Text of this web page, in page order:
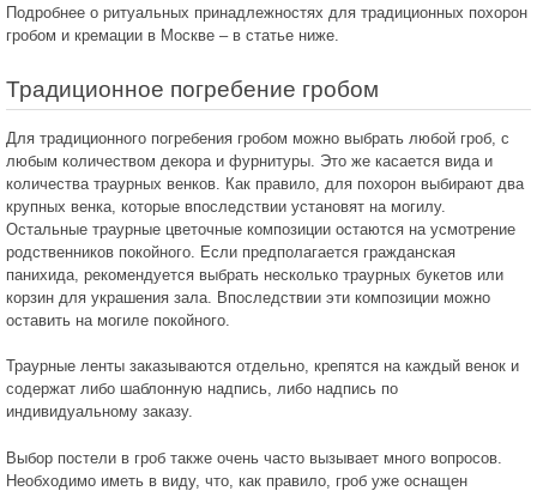
Подробнее о ритуальных принадлежностях для традиционных похорон
гробом и кремации в Москве – в статье ниже.
Традиционное погребение гробом
Для традиционного погребения гробом можно выбрать любой гроб, с
любым количеством декора и фурнитуры. Это же касается вида и
количества траурных венков. Как правило, для похорон выбирают два
крупных венка, которые впоследствии установят на могилу.
Остальные траурные цветочные композиции остаются на усмотрение
родственников покойного. Если предполагается гражданская
панихида, рекомендуется выбрать несколько траурных букетов или
корзин для украшения зала. Впоследствии эти композиции можно
оставить на могиле покойного.
Траурные ленты заказываются отдельно, крепятся на каждый венок и
содержат либо шаблонную надпись, либо надпись по
индивидуальному заказу.
Выбор постели в гроб также очень часто вызывает много вопросов.
Необходимо иметь в виду, что, как правило, гроб уже оснащен